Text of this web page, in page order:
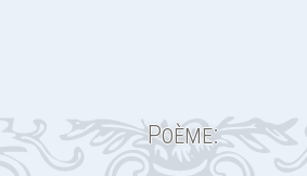
Poème: